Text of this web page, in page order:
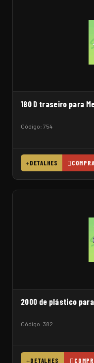
180 D traseiro para
Código: 754
DETALHES
2000 de plástico
Código: 382
DETALHES